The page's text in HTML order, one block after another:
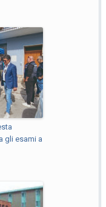
gli esami a